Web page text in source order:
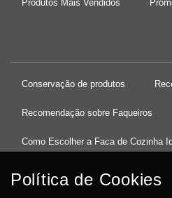
Produtos Mais Vendidos
Conservação de produtos
Recomendação sobre Faqueiros
Como Escolher a Faca de Cozinha
Política de Cookies